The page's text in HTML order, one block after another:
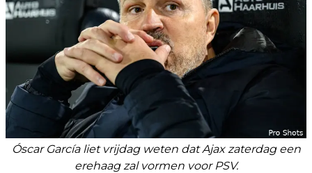
Óscar García liet vrijdag weten dat Ajax zaterdag een
erehaag zal vormen voor PSV.